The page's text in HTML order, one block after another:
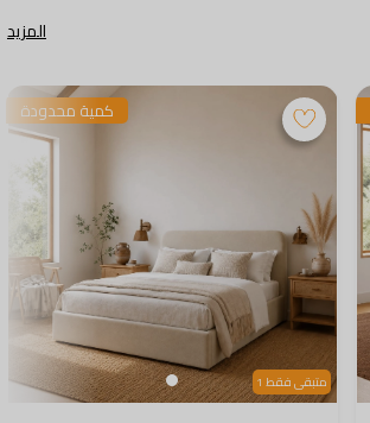
المزيد
كمية محدودة
متبقى فقط 1